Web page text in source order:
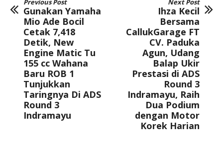
Gunakan Yamaha
Mio Ade Bocil
Cetak 7,418
Detik, New
Engine Matic Tu
155 cc Wahana
Baru ROB 1
Tunjukkan
Taringnya Di ADS
Round 3
Indramayu
Ihza Kecil
Bersama
CallukGarage FT
CV. Paduka
Agun, Udang
Balap Ukir
Prestasi di ADS
Round 3
Indramayu, Raih
Dua Podium
dengan Motor
Korek Harian